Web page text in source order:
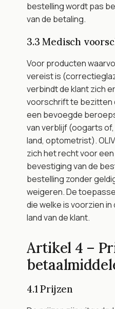
bestelling wordt pas
van de betaling.
3.3 Medisch
Voor producten
vereist is
verbindt de klant zich
voorschrift te bezitten
een bevoegde
van verblijf (oogarts
land, optometrist).
zich het recht voor
bevestiging van de
bestelling zonder
weigeren. De
die welke is voorzien
land van de klant.
Artikel 4 –
4.1 Prijzen